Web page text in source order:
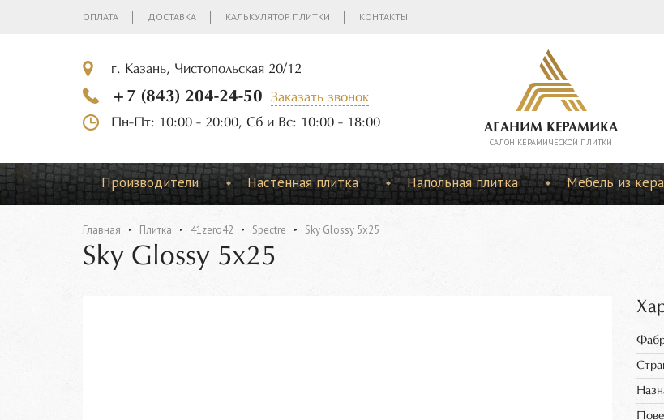
ОПЛАТА ДОСТАВКА КАЛЬКУЛЯТОР ПЛИТКИ КОНТАКТЫ
г. Казань, Чистопольская 20/12
+7 (843) 204-24-50
Заказать звонок
Пн-Пт: 10:00 - 20:00, Сб и Вс: 10:00 - 18:00
АГАНИМ КЕРАМИКА
CАЛОН КЕРАМИЧЕСКОЙ ПЛИТКИ
Производители Настенная плитка Напольная плитка Мебель из
Главная Плитка 41zero42 Spectre Sky Glossy 5x25
Sky Glossy 5x25